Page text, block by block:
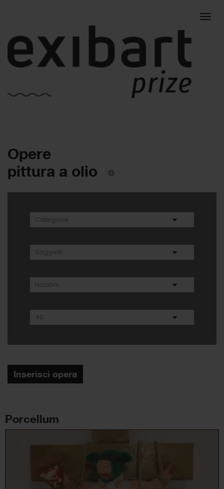
Opere
pittura a olio
Inserisci opera
Porcellum